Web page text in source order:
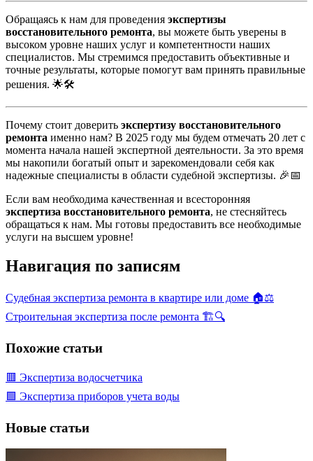
Обращаясь к нам для проведения экспертизы
восстановительного ремонта, вы можете быть уверены в
высоком уровне наших услуг и компетентности наших
специалистов. Мы стремимся предоставить объективные и
точные результаты, которые помогут вам принять правильные
решения. 🌟🛠️
Почему стоит доверить экспертизу восстановительного
ремонта именно нам? В 2025 году мы будем отмечать 20 лет с
момента начала нашей экспертной деятельности. За это время
мы накопили богатый опыт и зарекомендовали себя как
надежные специалисты в области судебной экспертизы. 🎉📅
Если вам необходима качественная и всесторонняя
экспертиза восстановительного ремонта, не стесняйтесь
обращаться к нам. Мы готовы предоставить все необходимые
услуги на высшем уровне!
Навигация по записям
Судебная экспертиза ремонта в квартире или доме 🏠⚖️
Строительная экспертиза после ремонта 🏗️🔍
Похожие статьи
🟥 Экспертиза водосчетчика
🟩 Экспертиза приборов учета воды
Новые статьи